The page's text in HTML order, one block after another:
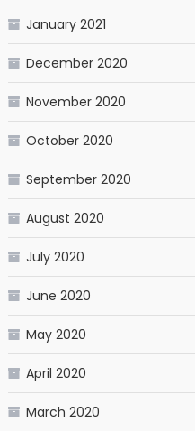
January 2021
December 2020
November 2020
October 2020
September 2020
August 2020
July 2020
June 2020
May 2020
April 2020
March 2020